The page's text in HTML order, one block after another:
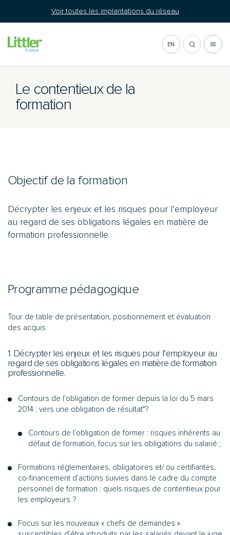
Voir toutes les implantations du réseau
EN
Le contentieux de la
formation
Objectif de la formation
Décrypter les enjeux et les risques pour l’employeur
au regard de ses obligations légales en matière de
formation professionnelle.
Programme pédagogique
Tour de table de présentation, positionnement et évaluation
des acquis
1. Décrypter les enjeux et les risques pour l’employeur au
regard de ses obligations légales en matière de formation
professionnelle.
Contours de l’obligation de former depuis la loi du 5 mars
2014 : vers une obligation de résultat°?
Contours de l’obligation de former : risques inhérents au
défaut de formation, focus sur les obligations du salarié ;
Formations réglementaires, obligatoires et/ ou certifiantes,
co-financement d’actions suivies dans le cadre du compte
personnel de formation : quels risques de contentieux pour
les employeurs ?
Focus sur les nouveaux « chefs de demandes »